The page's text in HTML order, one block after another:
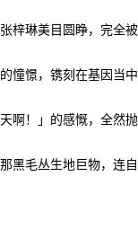
梓琳美目圆睁，完全
憧憬，镌刻在基因当中
！」的感慨，全然抛
黑毛丛生地巨物，连